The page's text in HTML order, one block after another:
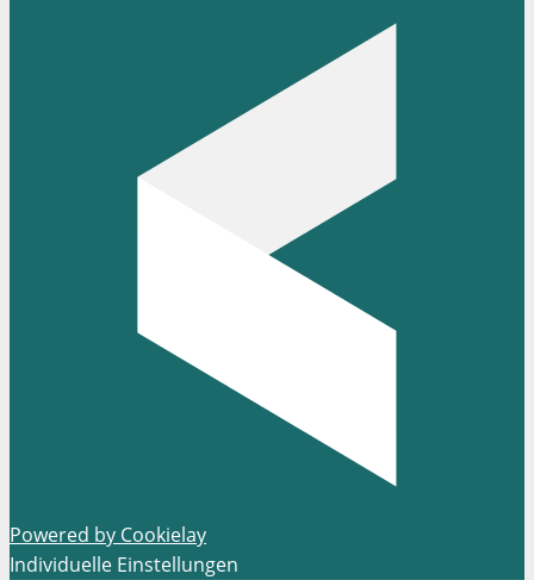
Powered by Cookielay
Individuelle Einstellungen